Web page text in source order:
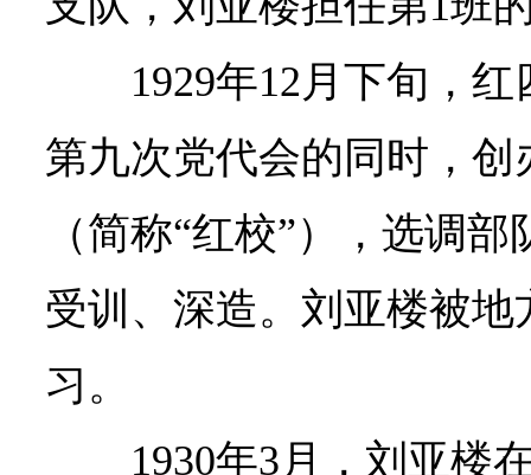
1929年12月下旬，
第九次党代会的同时，
（简称“红校”），选调
受训、深造。刘亚楼被
习。
1930年3月，刘亚楼